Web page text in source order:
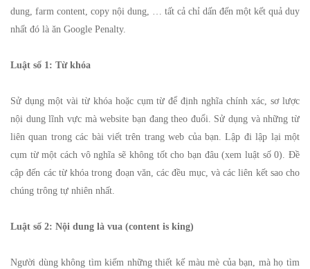
dung, farm content, copy nội dung, … tất cả chỉ dấn đến một kết quả duy
nhất đó là ăn Google Penalty.
Luật số 1: Từ khóa
Sử dụng một vài từ khóa hoặc cụm từ để định nghĩa chính xác, sơ lược
nội dung lĩnh vực mà website bạn đang theo đuổi. Sử dụng và những từ
liên quan trong các bài viết trên trang web của bạn. Lập đi lập lại một
cụm từ một cách vô nghĩa sẽ không tốt cho bạn đâu (xem luật số 0). Đề
cập đến các từ khóa trong đoạn văn, các đều mục, và các liên kết sao cho
chúng trông tự nhiên nhất.
Luật số 2: Nội dung là vua (content is king)
Người dùng không tìm kiếm những thiết kế màu mè của bạn, mà họ tìm